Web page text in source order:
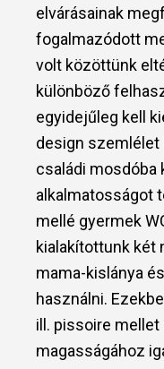
elvárásainak
fogalmazódott
volt közöttünk
különböző
egyidejűleg kell
design szemlélet
családi mosdóba
alkalmatosságot
mellé gyermek
kialakítottunk két
mama-kislánya
használni.
ill. pissoire mellet
magasságához